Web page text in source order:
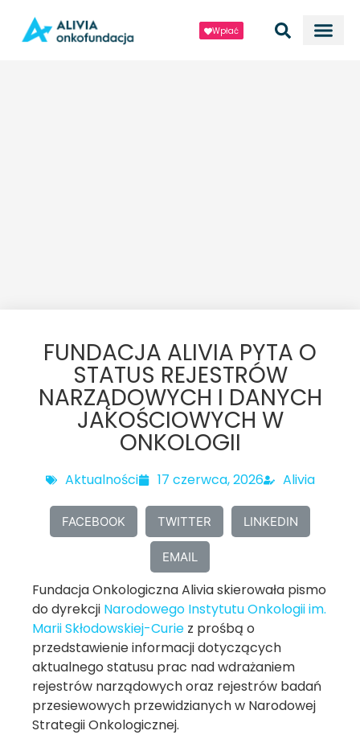
Wpłać
FUNDACJA ALIVIA PYTA O
STATUS REJESTRÓW
NARZĄDOWYCH I DANYCH
JAKOŚCIOWYCH W
ONKOLOGII
Aktualności 17 czerwca, 2026 Alivia
FACEBOOK TWITTER LINKEDIN
EMAIL
Fundacja Onkologiczna Alivia skierowała pismo
do dyrekcji Narodowego Instytutu Onkologii im.
Marii Skłodowskiej-Curie z prośbą o
przedstawienie informacji dotyczących
aktualnego statusu prac nad wdrażaniem
rejestrów narządowych oraz rejestrów badań
przesiewowych przewidzianych w Narodowej
Strategii Onkologicznej.